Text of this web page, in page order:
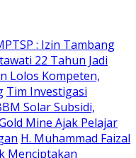
: Izin Tambang
22 Tahun Jadi
Lolos Kompeten,
Tim Investigasi
Solar Subsidi,
Mine Ajak Pelajar
H. Muhammad Faizal
Menciptakan